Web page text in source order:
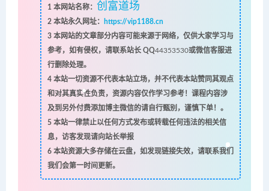
1 本网站名称： 创富道场
2本站永久网址：
https://vip1188.cn
3本网站的文章部分内容可能来源于网络，仅供大家学习与
参考，如有侵权，请联系站长 QQ44353530或微信客服进
行删除处理。
4本站一切资源不代表本站立场，并不代表本站赞同其观点
和对其真实性负责，资源内容仅作学习参考！课程内容涉
及到另外付费添加博主微信的请自行甄别，谨慎下单！。
5本站一律禁止以任何方式发布或转载任何违法的相关信
息，访客发现请向站长举报
6本站资源大多存储在云盘，如发现链接失效，请联系我们
我们会第一时间更新。